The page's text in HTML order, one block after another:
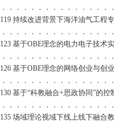
．．．．．．．．．．．．．．
119 持续改进背景下海洋油气工程
．．．．．．．．．．．．．．
123 基于OBE理念的电力电子技术
．．．．．．．．．．．．．．
126 基于OBE理念的网络创业与创
．．．．．．．．．．．．．．
130 基于“科教融合+思政协同”的
．．．．．．．．．．．．．．
135 场域理论视域下线上线下融合